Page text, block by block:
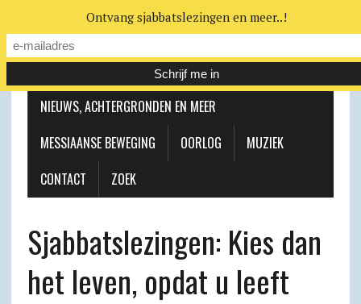
MESSIAANSE GEMEENTE
NIEUWS, ACHTERGRONDEN EN MEER
MESSIAANSE BEWEGING
OORLOG
MUZIEK
CONTACT
ZOEK
Sjabbatslezingen: Kies dan
het leven, opdat u leeft
Ontvang sjabbatslezingen en meer..!